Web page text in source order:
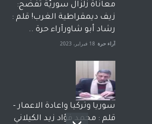
معاناة زلزال سوريّة تفضح:
زيف ديمقراطية الغرب! قلم :
رشاد أبو شاورآراء حرة ..
آراء حرة 18 فبراير، 2023
سوريا وتركيا واعادة الاعمار -
قلم : محمد فؤاد زيد الكيلاني